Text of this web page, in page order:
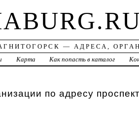
— АДРЕСА,
Карта Как попасть в каталог
по адресу